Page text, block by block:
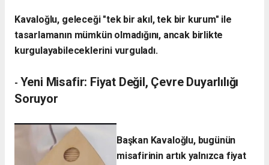
​Kavaloğlu, geleceği "tek bir akıl, tek bir kurum" ile
tasarlamanın mümkün olmadığını, ancak birlikte
kurgulayabileceklerini vurguladı.
​- Yeni Misafir: Fiyat Değil, Çevre Duyarlılığı
Soruyor
​Başkan Kavaloğlu, bugünün
misafirinin artık yalnızca fiyat